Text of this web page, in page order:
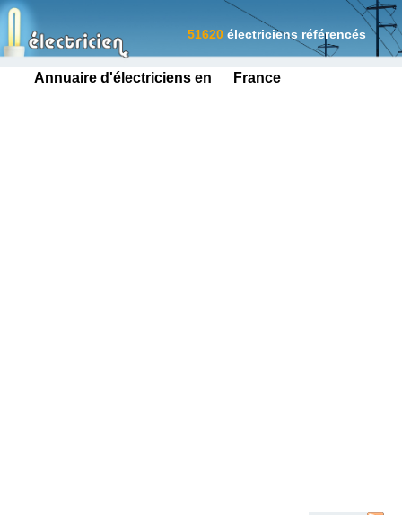
Annuaire d'électriciens en France
51620 électriciens référencés